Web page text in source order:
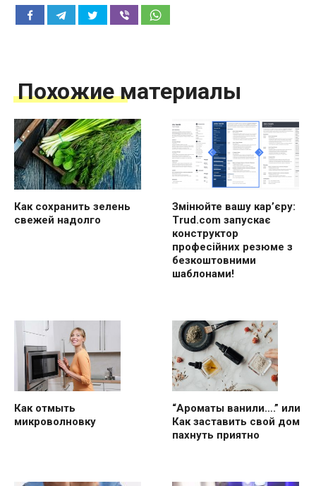
Похожие материалы
Как сохранить зелень
свежей надолго
Змінюйте вашу кар’єру:
Trud.com запускає
конструктор
професійних резюме з
безкоштовними
шаблонами!
Как отмыть
микроволновку
“Ароматы ванили….” или
Как заставить свой дом
пахнуть приятно